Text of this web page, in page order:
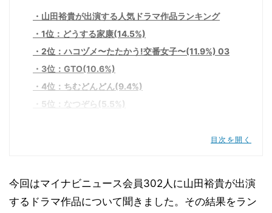
山田裕貴が出演する人気ドラマ作品ランキング
1位：どうする家康(14.5%)
2位：ハコヅメ〜たたかう!交番女子〜(11.9%) 03
3位：GTO(10.6%)
4位：ちむどんどん(9.4%)
5位：なつぞら(5.5%)
10位：ペンディングトレイン-8時23分、明日 君と
(3%)
目次を開く
今回はマイナビニュース会員302人に山田裕貴が出演
するドラマ作品について聞きました。その結果をラン